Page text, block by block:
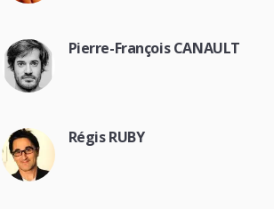
Pierre-François CANAULT
Régis RUBY